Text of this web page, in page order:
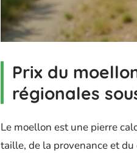
Prix du
régionales
Le moellon est une pierre
taille, de la provenance et